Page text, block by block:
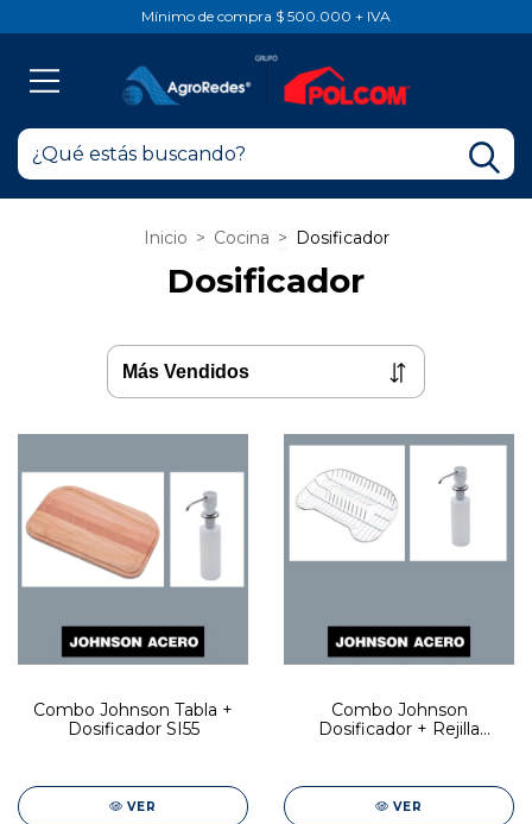
Mínimo de compra $ 500.000 + IVA
Inicio > Cocina > Dosificador
Dosificador
Combo Johnson Tabla +
Dosificador SI55
VER
Combo Johnson
Dosificador + Rejilla
VER